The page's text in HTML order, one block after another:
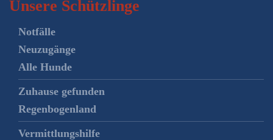
Unsere Schützlinge
Notfälle
Neuzugänge
Alle Hunde
Zuhause gefunden
Regenbogenland
Vermittlungshilfe